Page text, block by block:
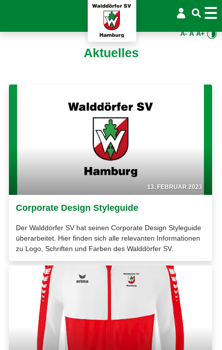
A- A A+
Aktuelles
13. FEBRUAR 2023
Corporate Design Styleguide
Der Walddörfer SV hat seinen Corporate Design Styleguide
überarbeitet. Hier finden sich alle relevanten Informationen
zu Logo, Schriften und Farben des Walddörfer SV.